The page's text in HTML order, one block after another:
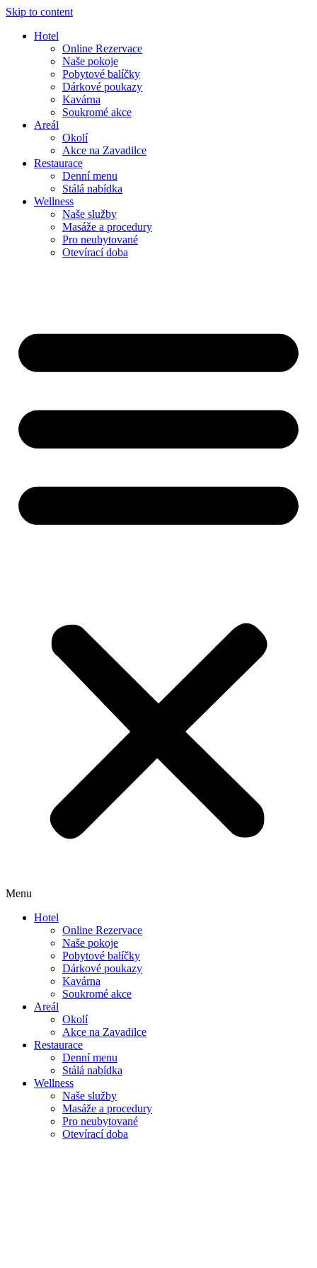
Skip to content
Hotel
Online Rezervace
Naše pokoje
Pobytové balíčky
Dárkové poukazy
Kavárna
Soukromé akce
Areál
Okolí
Akce na Zavadilce
Restaurace
Denní menu
Stálá nabídka
Wellness
Naše služby
Masáže a procedury
Pro neubytované
Otevírací doba
Menu
Hotel
Online Rezervace
Naše pokoje
Pobytové balíčky
Dárkové poukazy
Kavárna
Soukromé akce
Areál
Okolí
Akce na Zavadilce
Restaurace
Denní menu
Stálá nabídka
Wellness
Naše služby
Masáže a procedury
Pro neubytované
Otevírací doba